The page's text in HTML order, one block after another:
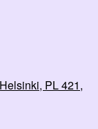
PL 421,